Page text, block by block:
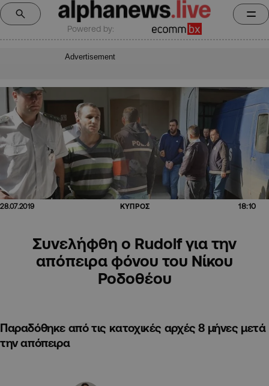
Powered by:
Advertisement
28.07.2019 ΚΥΠΡΟΣ 18:10
Συνελήφθη ο Rudolf για την
απόπειρα φόνου του Νίκου
Ροδοθέου
Παραδόθηκε από τις κατοχικές αρχές 8 μήνες μετά
την απόπειρα